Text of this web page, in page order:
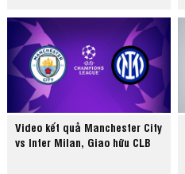
Video kết quả Manchester City
vs Inter Milan, Giao hữu CLB